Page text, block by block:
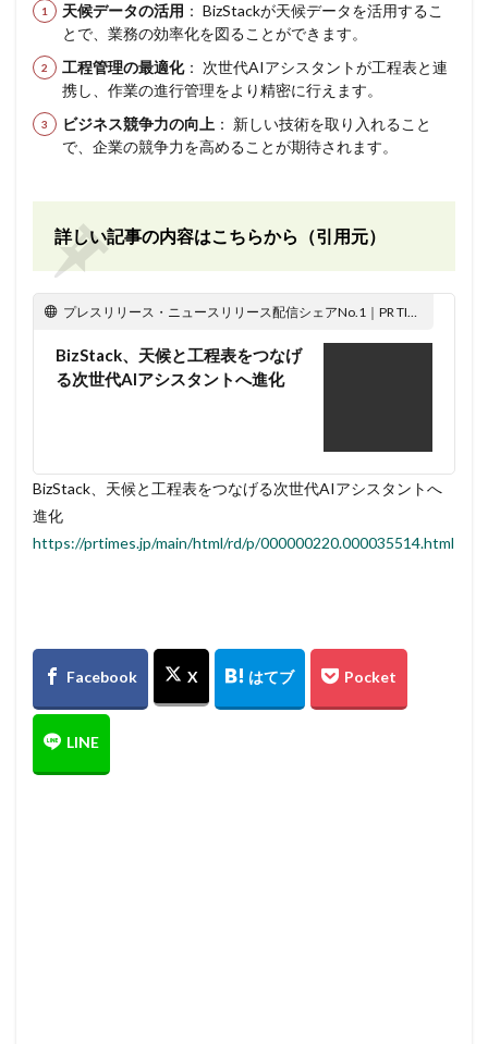
天候データの活用 ： BizStackが天候データを活用するこ
とで、業務の効率化を図ることができます。
工程管理の最適化： 次世代AIアシスタントが工程表と連
携し、作業の進行管理をより精密に行えます。
ビジネス競争力の向上 ： 新しい技術を取り入れること
で、企業の競争力を高めることが期待されます。
詳しい記事の内容はこちらから（引用元）
プレスリリース・ニュースリリース配信シェアNo.1｜PR TIMES
BizStack、天候と工程表をつなげ
る次世代AIアシスタントへ進化
BizStack、天候と工程表をつなげる次世代AIアシスタントへ
進化
https://prtimes.jp/main/html/rd/p/000000220.000035514.html